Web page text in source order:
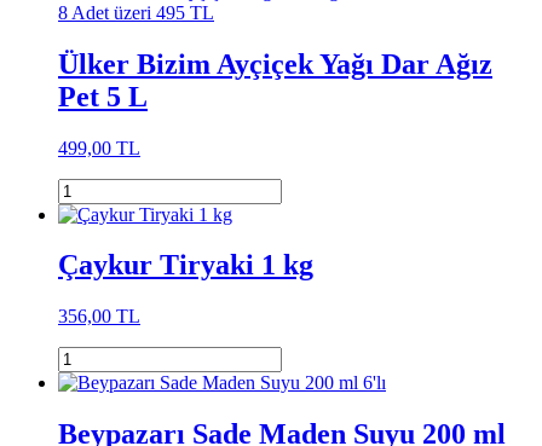
8 Adet üzeri 495 TL
Ülker Bizim Ayçiçek Yağı Dar Ağız
Pet 5 L
499,00 TL
Çaykur Tiryaki 1 kg
356,00 TL
Beypazarı Sade Maden Suyu 200 ml